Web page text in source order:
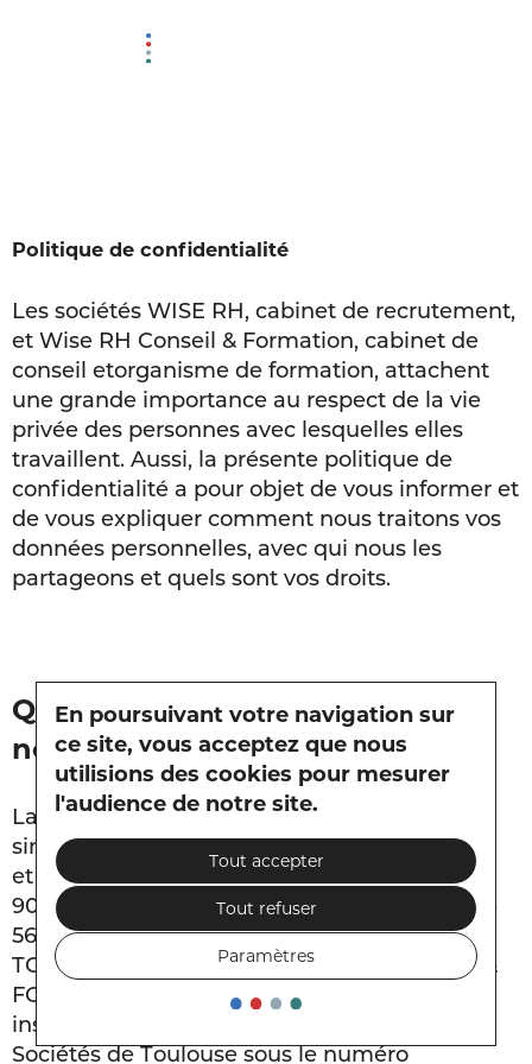
Politique de confidentialité
Les sociétés WISE RH, cabinet de recrutement,
et Wise RH Conseil & Formation, cabinet de
conseil etorganisme de formation, attachent
une grande importance au respect de la vie
privée des personnes avec lesquelles elles
travaillent. Aussi, la présente politique de
confidentialité a pour objet de vous informer et
de vous expliquer comment nous traitons vos
données personnelles, avec qui nous les
partageons et quels sont vos droits.
Qui sommes-nous et comment
nous contacter ?
La société WISE RH, Société par actions
simplifiée, inscrite au Registre du Commerce
et des Sociétés deToulouse sous le numéro
90326973600026, dont le siège social se situe
56, Boulevard de l’embouchure 31200
TOULOUSE, et la société WISE RH – Conseil &
FORMATION, Société par actions simplifiée,
inscrite au Registre du Commerce et des
Sociétés de Toulouse sous le numéro
En poursuivant votre navigation sur
ce site, vous acceptez que nous
utilisions des cookies pour mesurer
l'audience de notre site.
Tout accepter
Tout refuser
Paramètres